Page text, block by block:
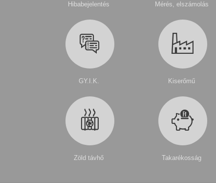
Hibabejelentés Mérés, elszámolás
GY.I.K. Kiserőmű
Zöld távhő Takarékosság